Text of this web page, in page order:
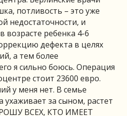
потливость – это уже
недостаточности, и
возрасте ребенка 4-6
дефекта в целях
а тем более
я сильно боюсь. Операция
стоит 23600 евро.
у меня нет. В семье
за сыном, растет
ВСЕХ, КТО ИМЕЕТ